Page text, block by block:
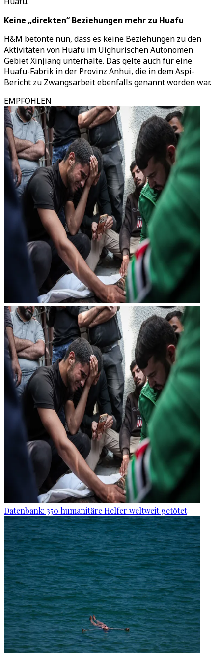
Keine „direkten“ Beziehungen mehr zu Huafu
H&M betonte nun, dass es keine Beziehungen zu den
Aktivitäten von Huafu im Uighurischen Autonomen
Gebiet Xinjiang unterhalte. Das gelte auch für eine
Huafu-Fabrik in der Provinz Anhui, die in dem Aspi-
Bericht zu Zwangsarbeit ebenfalls genannt worden war.
EMPFOHLEN
Datenbank: 350 humanitäre Helfer weltweit getötet